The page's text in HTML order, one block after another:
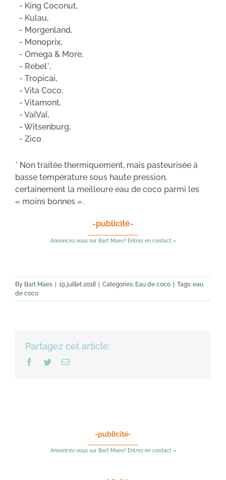
- King Coconut,
- Kulau,
- Morgenland,
- Monoprix,
- Omega & More,
- Rebel*,
- Tropicai,
- Vita Coco,
- Vitamont,
- VaïVaï,
- Witsenburg,
- Zico
* Non traitée thermiquement, mais pasteurisée à
basse température sous haute pression,
certainement la meilleure eau de coco parmi les
« moins bonnes ».
-publicité-
Annoncez-vous sur Bart Maes? Entrez en contact »
By Bart Maes | 19 juillet 2018 | Categories: Eau de coco | Tags: eau
de coco
Partagez cet article:
Facebook
TwitterEmail
-publicité-
Annoncez-vous sur Bart Maes? Entrez en contact »